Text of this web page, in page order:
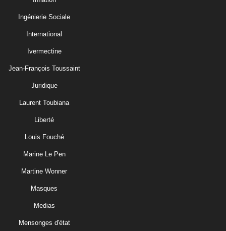
Ingénierie Sociale
International
Ivermectine
Jean-François Toussaint
Juridique
Laurent Toubiana
Liberté
Louis Fouché
Marine Le Pen
Martine Wonner
Masques
Medias
Mensonges d'état